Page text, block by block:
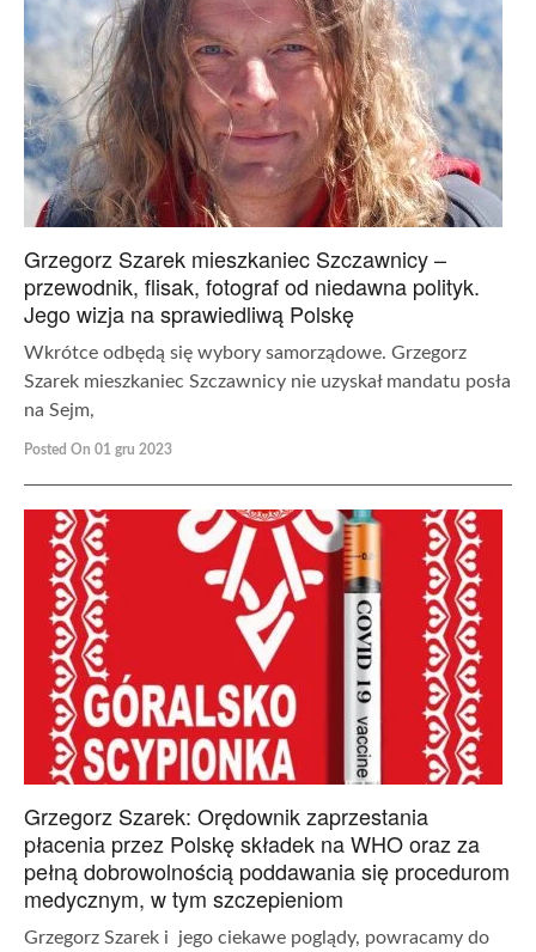
Grzegorz Szarek mieszkaniec Szczawnicy –
przewodnik, flisak, fotograf od niedawna polityk.
Jego wizja na sprawiedliwą Polskę
Wkrótce odbędą się wybory samorządowe. Grzegorz
Szarek mieszkaniec Szczawnicy nie uzyskał mandatu posła
na Sejm,
Posted On 01 gru 2023
Grzegorz Szarek: Orędownik zaprzestania
płacenia przez Polskę składek na WHO oraz za
pełną dobrowolnością poddawania się procedurom
medycznym, w tym szczepieniom
Grzegorz Szarek i jego ciekawe poglądy, powracamy do